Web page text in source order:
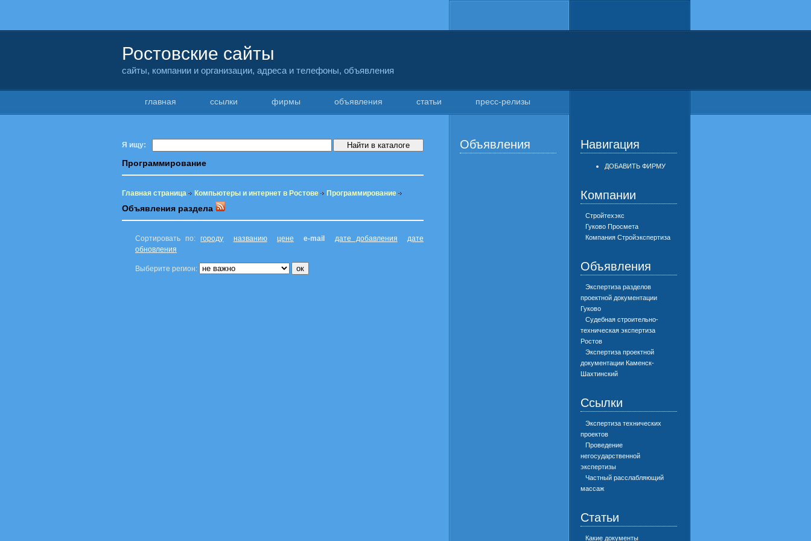
Ростовские сайты
сайты, компании и организации, адреса и телефоны, объявления
главная ссылки фирмы объявления статьи пресс-релизы
Я ищу:
Программирование
Главная страница Компьютеры и интернет в Ростове Программирование
Объявления раздела
Сортировать по:городу названию цене e-mail дате добавления
дате
обновления
Выберите регион:
Объявления Навигация
ДОБАВИТЬ ФИРМУ
Компании
Стройтехэкс
Гуково Просмета
Компания Стройэкспертиза
Объявления
Экспертиза разделов
проектной документации
Гуково
Судебная строительно-
техническая экспертиза
Ростов
Экспертиза проектной
документации Каменск-
Шахтинский
Ссылки
Экспертиза технических
проектов
Проведение
негосударственной
экспертизы
Частный расслабляющий
массаж
Статьи
Какие документы